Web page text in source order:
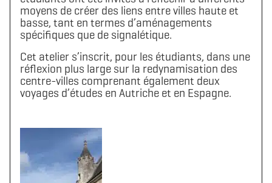
moyens de créer des liens entre villes haute et
basse, tant en termes d’aménagements
spécifiques que de signalétique.
Cet atelier s’inscrit, pour les étudiants, dans une
réflexion plus large sur la redynamisation des
centre-villes comprenant également deux
voyages d’études en Autriche et en Espagne.